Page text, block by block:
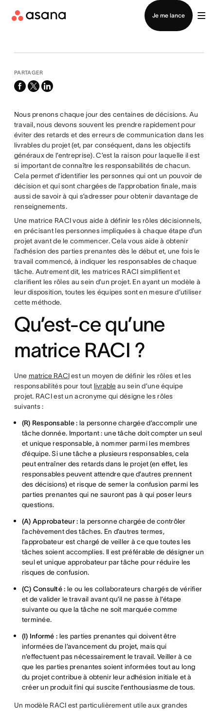
Je me lance
Contacter le service commercial
PARTAGER
facebook
x-
linkedin
Nous prenons chaque jour des centaines de décisions. Au
travail, nous devons souvent les prendre rapidement pour
éviter des retards et des erreurs de communication dans les
livrables du projet (et, par conséquent, dans les objectifs
généraux de l’entreprise). C’est la raison pour laquelle il est
si important de connaître les responsabilités de chacun.
Cela permet d’identifier les personnes qui ont un pouvoir de
décision et qui sont chargées de l’approbation finale, mais
aussi de savoir à qui s’adresser pour obtenir davantage de
renseignements.
Une matrice RACI vous aide à définir les rôles décisionnels,
en précisant les personnes impliquées à chaque étape d’un
projet avant de le commencer. Cela vous aide à obtenir
l’adhésion des parties prenantes dès le début et, une fois le
travail commencé, à indiquer les responsables de chaque
tâche. Autrement dit, les matrices RACI simplifient et
clarifient les rôles au sein d’un projet. En ayant un modèle à
leur disposition, toutes les équipes sont en mesure d’utiliser
cette méthode.
Qu’est-ce qu’une
matrice RACI ?
Une matrice RACIest un moyen de définir les rôles et les
responsabilités pour tout livrableau sein d’une équipe
projet. RACI est un acronyme qui désigne les rôles
suivants :
(R) Responsable : la personne chargée d’accomplir une
tâche donnée. Important : une tâche doit compter un seul
et unique responsable, à nommer parmi les membres
d’équipe. Si une tâche a plusieurs responsables, cela
peut entraîner des retards dans le projet (en effet, les
responsables peuvent attendre que d’autres prennent
des décisions) et risque de semer la confusion parmi les
parties prenantes qui ne sauront pas à qui poser leurs
questions.
(A) Approbateur : la personne chargée de contrôler
l’achèvement des tâches. En d’autres termes,
l’approbateur est chargé de veiller à ce que toutes les
tâches soient accomplies. Il est préférable de désigner un
seul et unique approbateur par tâche pour réduire les
risques de confusion.
(C) Consulté : le ou les collaborateurs chargés de vérifier
et de valider le travail avant qu’il ne passe à l’étape
suivante ou que la tâche ne soit marquée comme
terminée.
(I) Informé : les parties prenantes qui doivent être
informées de l’avancement du projet, mais qui
n’effectuent pas nécessairement le travail. Veiller à ce
que les parties prenantes soient informées tout au long
du projet contribue à obtenir leur adhésion initiale et à
créer un produit fini qui suscite l’enthousiasme de tous.
Un modèle RACI est particulièrement utile aux grandes